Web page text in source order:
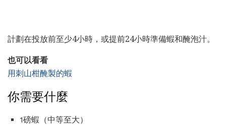
計劃在投放前至少4小時，或提前24小時準備蝦和醃泡汁。
也可以看看
用刺山柑醃製的蝦
你需要什麼
1磅蝦（中等至大）